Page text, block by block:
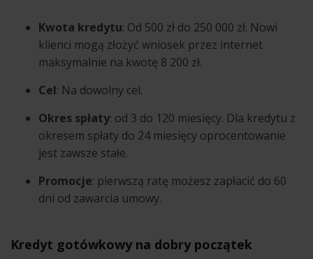
Kwota kredytu: Od 500 zł do 250 000 zł. Nowi
klienci mogą złożyć wniosek przez internet
maksymalnie na kwotę 8 200 zł.
Cel: Na dowolny cel.
Okres spłaty: od 3 do 120 miesięcy. Dla kredytu z
okresem spłaty do 24 miesięcy oprocentowanie
jest zawsze stałe.
Promocje: pierwszą ratę możesz zapłacić do 60
dni od zawarcia umowy.
Kredyt gotówkowy na dobry początek